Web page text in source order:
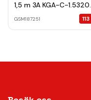
1,5 m 3A KGA-C-1.5320
GSM187251 113